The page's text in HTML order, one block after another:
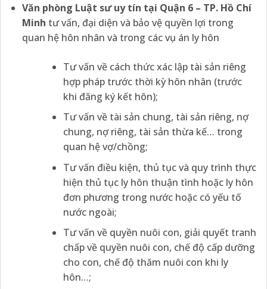
Văn phòng Luật sư uy tín tại Quận 6 – TP. Hồ Chí
Minh tư vấn, đại diện và bảo vệ quyền lợi trong
quan hệ hôn nhân và trong các vụ án ly hôn
Tư vấn về cách thức xác lập tài sản riêng
hợp pháp trước thời kỳ hôn nhân (trước
khi đăng ký kết hôn);
Tư vấn về tài sản chung, tài sản riêng, nợ
chung, nợ riêng, tài sản thừa kế… trong
quan hệ vợ/chồng;
Tư vấn điều kiện, thủ tục và quy trình thực
hiện thủ tục ly hôn thuận tình hoặc ly hôn
đơn phương trong nước hoặc có yếu tố
nước ngoài;
Tư vấn về quyền nuôi con, giải quyết tranh
chấp về quyền nuôi con, chế độ cấp dưỡng
cho con, chế độ thăm nuôi con khi ly
hôn…;